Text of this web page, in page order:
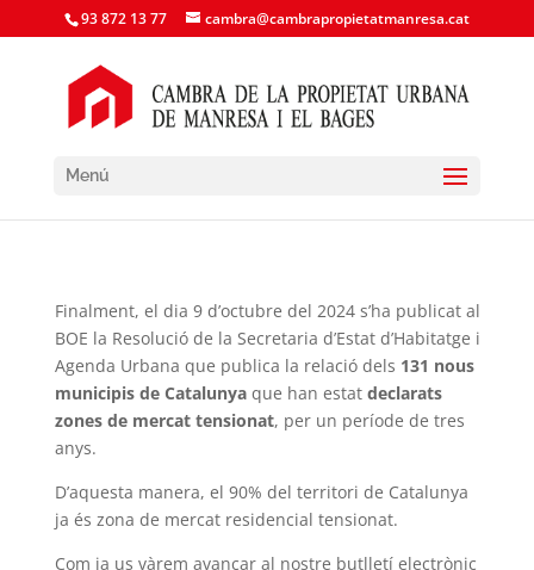
93 872 13 77 cambra@cambrapropietatmanresa.cat
Menú
Finalment, el dia 9 d’octubre del 2024 s’ha publicat al
BOE la Resolució de la Secretaria d’Estat d’Habitatge i
Agenda Urbana que publica la relació dels 131 nous
municipis de Catalunyaque han estat declarats
zones de mercat tensionat, per un període de tres
anys.
D’aquesta manera, el 90% del territori de Catalunya
ja és zona de mercat residencial tensionat.
Com ja us vàrem avançar al nostre butlletí electrònic